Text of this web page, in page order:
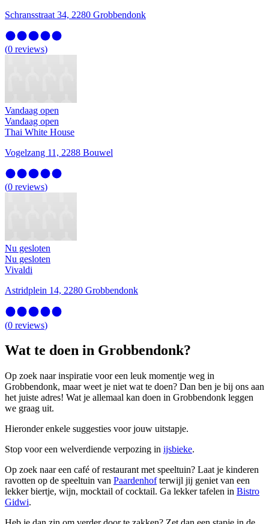
Schransstraat 34, 2280 Grobbendonk
(0 reviews)
Vandaag open
Vandaag open
Thai White House
Vogelzang 11, 2288 Bouwel
(0 reviews)
Nu gesloten
Nu gesloten
Vivaldi
Astridplein 14, 2280 Grobbendonk
(0 reviews)
Wat te doen in Grobbendonk?
Op zoek naar inspiratie voor een leuk momentje weg in
Grobbendonk, maar weet je niet wat te doen? Dan ben je bij ons aan
het juiste adres! Wat je allemaal kan doen in Grobbendonk leggen
we graag uit.
Hieronder enkele suggesties voor jouw uitstapje.
Stop voor een welverdiende verpozing in ijsbieke.
Op zoek naar een café of restaurant met speeltuin? Laat je kinderen
ravotten op de speeltuin van Paardenhofterwijl jij geniet van een
lekker biertje, wijn, mocktail of cocktail. Ga lekker tafelen in Bistro
Gidwi.